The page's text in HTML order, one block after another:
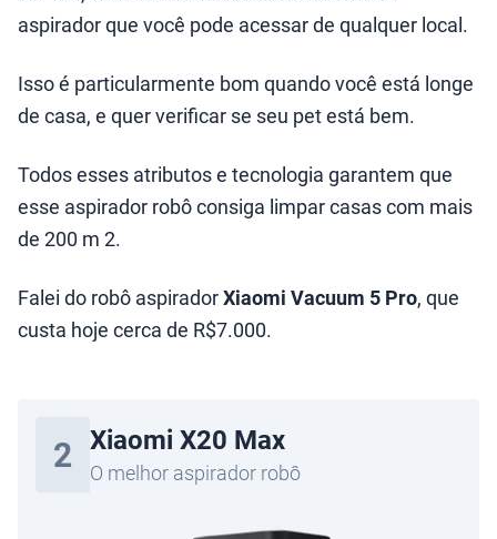
aspirador que você pode acessar de qualquer local.
Isso é particularmente bom quando você está longe
de casa, e quer verificar se seu pet está bem.
Todos esses atributos e tecnologia garantem que
esse aspirador robô consiga limpar casas com mais
de 200 m 2.
Falei do robô aspiradorXiaomi Vacuum 5 Pro, que
custa hoje cerca de R$7.000.
2 Xiaomi X20 Max
O melhor aspirador robô